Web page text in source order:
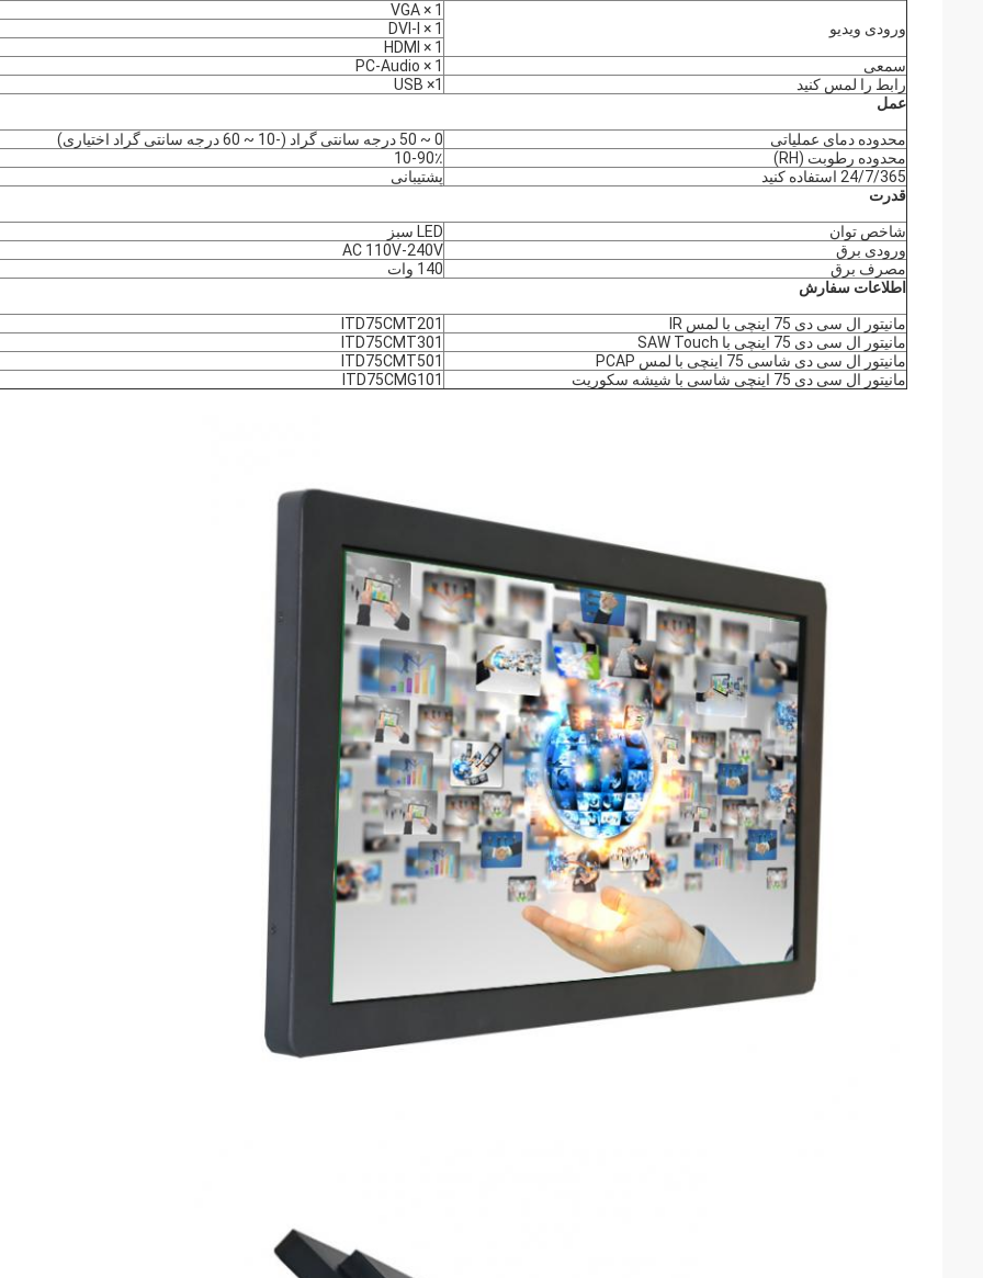
ورودی ویدیو
1 × VGA
1 × DVI-I
1 × HDMI
سمعی
1 × PC-Audio
رابط را لمس کنید
1× USB
عمل
محدوده دمای عملیاتی
0 ~ 50 درجه سانتی گراد (-10 ~ 60 درجه سانتی گراد اختیاری)
محدوده رطوبت (RH)
10-90٪
24/7/365 استفاده کنید
پشتیبانی
قدرت
شاخص توان
LED سبز
ورودی برق
AC 110V-240V
مصرف برق
140 وات
اطلاعات سفارش
مانیتور ال سی دی 75 اینچی با لمس IR
ITD75CMT201
مانیتور ال سی دی 75 اینچی با SAW Touch
ITD75CMT301
مانیتور ال سی دی شاسی 75 اینچی با لمس PCAP
ITD75CMT501
مانیتور ال سی دی 75 اینچی شاسی با شیشه سکوریت
ITD75CMG101